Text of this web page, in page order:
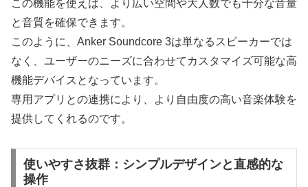
この機能を使えば、より広い空間や大人数でも十分な音量
と音質を確保できます。
このように、Anker Soundcore 3は単なるスピーカーでは
なく、ユーザーのニーズに合わせてカスタマイズ可能な高
機能デバイスとなっています。
専用アプリとの連携により、より自由度の高い音楽体験を
提供してくれるのです。
使いやすさ抜群：シンプルデザインと直感的な
操作